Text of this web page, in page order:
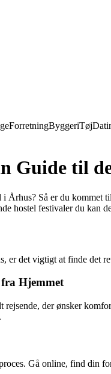
ForretningByggeriTøj
Guide til
Århus? Så er du
hostel festivaler du kan
er det vigtigt at finde det
Hjemmet
der ønsker
Gå online, find din